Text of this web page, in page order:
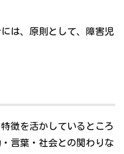
は、原則として、障害児
徴を活かしているところ
言葉・社会との関わりな